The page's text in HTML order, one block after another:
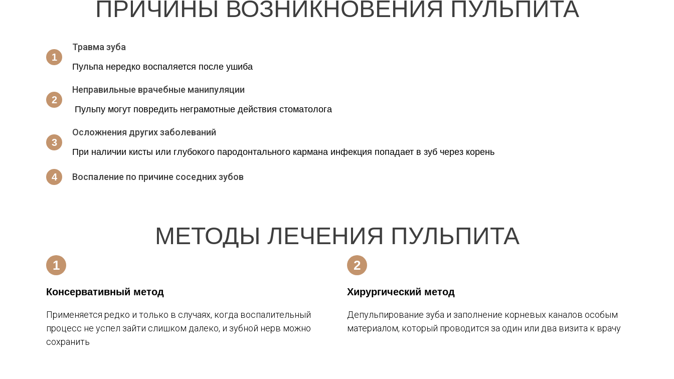
ПРИЧИНЫ ВОЗНИКНОВЕНИЯ ПУЛЬПИТА
Травма зуба
Пульпа нередко воспаляется после ушиба
Неправильные врачебные манипуляции
Пульпу могут повредить неграмотные действия стоматолога
Осложнения других заболеваний
При наличии кисты или глубокого пародонтального кармана инфекция попадает в зуб через корень
Воспаление по причине соседних зубов
МЕТОДЫ ЛЕЧЕНИЯ ПУЛЬПИТА
Консервативный метод
Применяется редко и только в случаях, когда воспалительный
процесс не успел зайти слишком далеко, и зубной нерв можно
сохранить
Хирургический метод
Депульпирование зуба и заполнение корневых каналов особым
материалом, который проводится за один или два визита к врачу